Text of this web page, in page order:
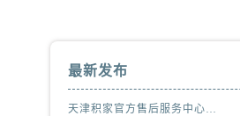
最新发布
天津积家官方售后服务中心｜全部地址与客服热线权威信息公示（2026年6月最新）